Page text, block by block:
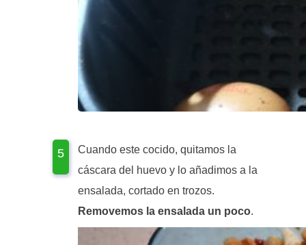
Cuando este cocido, quitamos la
cáscara del huevo y lo añadimos a la
ensalada, cortado en trozos.
Removemos la ensalada un poco.